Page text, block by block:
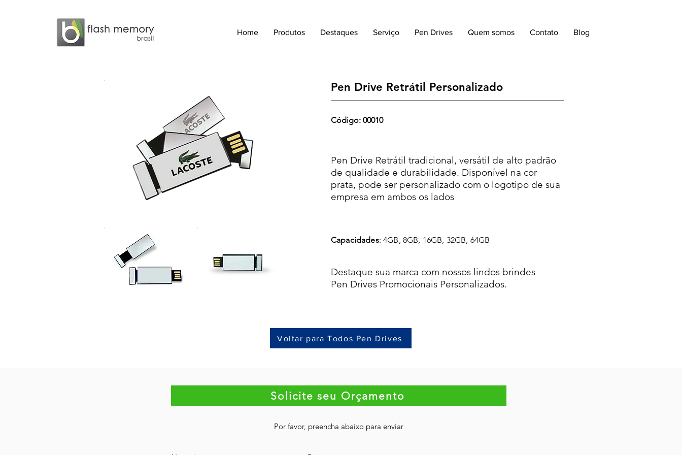
Home Produtos Destaques Serviço Pen Drives Quem somos Contato Blog
Pen Drive Retrátil Personalizado
Código: 00010
Pen Drive Retrátil tradicional, versátil de alto padrão
de qualidade e durabilidade. Disponível na cor
prata, pode ser personalizado com o logotipo de sua
empresa em ambos os lados
Capacidades: 4GB, 8GB, 16GB, 32GB, 64GB
Destaque sua marca com nossos lindos brindes
Pen Drives Promocionais Personalizados.
Voltar para Todos Pen Drives
Solicite seu Orçamento
Por favor, preencha abaixo para enviar